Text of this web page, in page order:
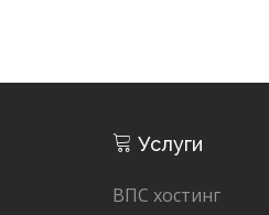
Услуги
ВПС хостинг